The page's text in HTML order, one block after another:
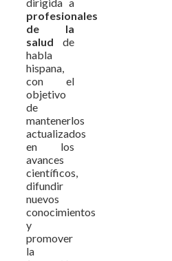
profesionales
de la
salud de
habla
hispana,
con el
objetivo
de
mantenerlos
actualizados
en los
avances
científicos,
difundir
nuevos
conocimientos
y
promover
la